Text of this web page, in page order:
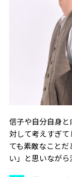
信子や自分自身
対して考えすぎ
ても素敵なこと
い」と思いながら